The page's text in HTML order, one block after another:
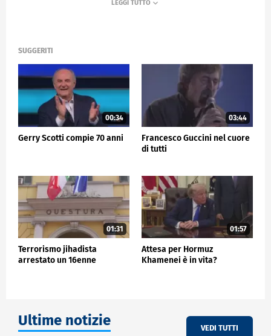
SUGGERITI
00:34
Gerry Scotti compie 70 anni
03:44
Francesco Guccini nel cuore
di tutti
01:31
Terrorismo jihadista
arrestato un 16enne
01:57
Attesa per Hormuz
Khamenei è in vita?
Ultime notizie VEDI TUTTI